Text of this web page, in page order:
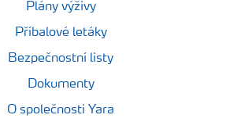
Plány výživy
Příbalové letáky
Bezpečnostní listy
Dokumenty
O společnosti Yara